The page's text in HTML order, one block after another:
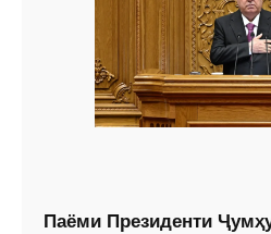
Паёми Президенти